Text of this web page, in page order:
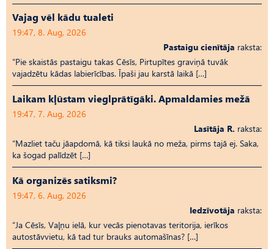
Vajag vēl kādu tualeti
19:47, 8. Aug, 2026
Pastaigu cienītāja raksta:
“Pie skaistās pastaigu takas Cēsīs, Pirtupītes graviņā tuvāk
vajadzētu kādas labierīcības. Īpaši jau karstā laikā […]
Laikam kļūstam vieglprātīgāki. Apmaldamies mežā
19:47, 7. Aug, 2026
Lasītāja R. raksta:
“Mazliet taču jāapdomā, kā tiksi laukā no meža, pirms tajā ej. Saka,
ka šogad palīdzēt […]
Kā organizēs satiksmi?
19:47, 6. Aug, 2026
Iedzīvotāja raksta:
“Ja Cēsīs, Vaļņu ielā, kur vecās pienotavas teritorija, ierīkos
autostāvvietu, kā tad tur brauks automašīnas? […]